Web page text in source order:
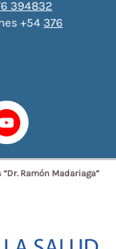
394832
+54 376
Ramón Madariaga”